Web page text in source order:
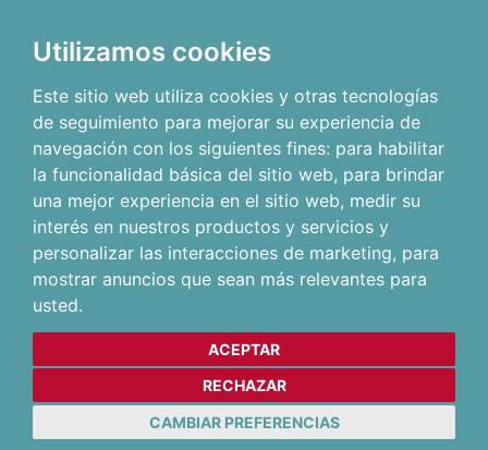
Utilizamos cookies
Este sitio web utiliza cookies y otras tecnologías
de seguimiento para mejorar su experiencia de
navegación con los siguientes fines: para habilitar
la funcionalidad básica del sitio web, para brindar
una mejor experiencia en el sitio web, medir su
interés en nuestros productos y servicios y
personalizar las interacciones de marketing, para
mostrar anuncios que sean más relevantes para
usted.
ACEPTAR
RECHAZAR
CAMBIAR PREFERENCIAS